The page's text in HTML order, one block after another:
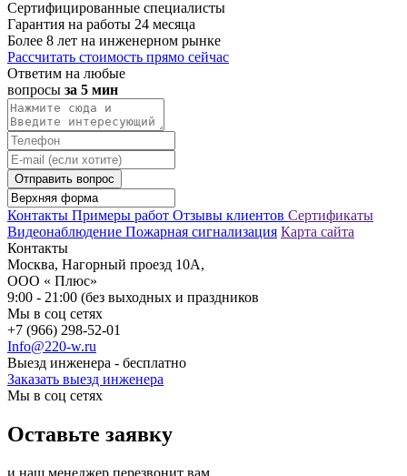
Сертифицированные специалисты
Гарантия на работы 24 месяца
Более 8 лет на инженерном рынке
Рассчитать стоимость прямо сейчас
Ответим на любые
вопросы за 5 мин
Отправить вопрос
Контакты Примеры работ Отзывы клиентов Сертификаты
Видеонаблюдение Пожарная сигнализация Карта сайта
Контакты
Москва, Нагорный проезд 10А,
ООО « Плюс»
9:00 - 21:00 (без выходных и праздников
Мы в соц сетях
+7 (966) 298-52-01
Info@220-w.ru
Выезд инженера - бесплатно
Заказать выезд инженера
Мы в соц сетях
Оставьте заявку
и наш менеджер перезвонит вам